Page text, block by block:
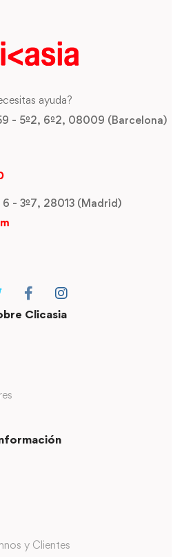
ayuda?
- 5º2, 6º2, 08009 (Barcelona)
- 3º7, 28013 (Madrid)
Clicasia
y Clientes